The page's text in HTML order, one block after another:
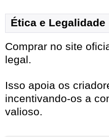
Ética e Legalidade
Comprar no site
legal.
Isso apoia os
incentivando-os a
valioso.